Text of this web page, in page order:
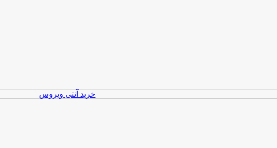
خرید آنتی ویروس